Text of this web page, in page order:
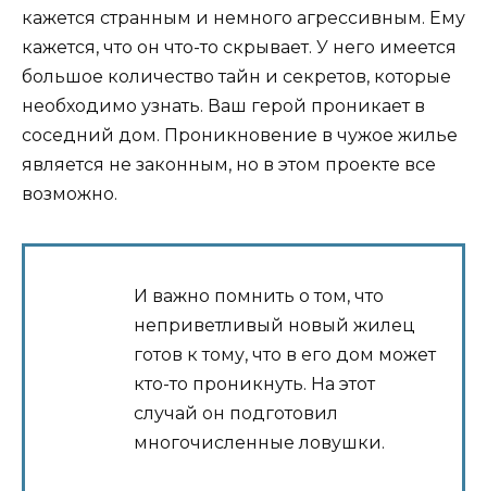
кажется странным и немного агрессивным. Ему
кажется, что он что-то скрывает. У него имеется
большое количество тайн и секретов, которые
необходимо узнать. Ваш герой проникает в
соседний дом. Проникновение в чужое жилье
является не законным, но в этом проекте все
возможно.
И важно помнить о том, что
неприветливый новый жилец
готов к тому, что в его дом может
кто-то проникнуть. На этот
случай он подготовил
многочисленные ловушки.